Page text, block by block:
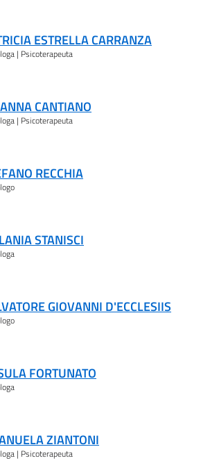
ESTRELLA CARRANZA
| Psicoterapeuta
CANTIANO
| Psicoterapeuta
RECCHIA
STANISCI
GIOVANNI D'ECCLESIIS
FORTUNATO
ZIANTONI
| Psicoterapeuta